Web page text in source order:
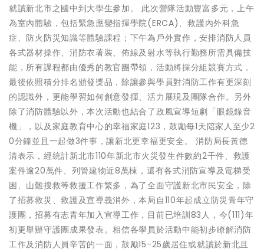
就讀新北市之國中到大學生參加。 此次營隊活動豐富多元，上午
為室內體驗，包括緊急應變指揮學院(ERCA)、救護內外科急
症、防火防災知識等體驗課程；下午為戶外實作，安排消防人員
各式器材操作、消防衣著裝、佈線及射水等執行勤務所需具備技
能，所有課程都由優秀的教官團帶領，活動將採分組競賽方式，
最後依照積分排名頒發獎品，除讓參與學員對消防工作有更深刻
的認識外，更能學習如何創意發揮、活力展現及團隊合作。另外
除了消防體驗以外，本次活動也結合了政風宣導短劇「眼鏡錄音
機」，以及家庭教育中心的幸福家庭123，鼓勵每1天陪家人至少2
0分鐘並且一起做3件事，讓新北更幸福更安全。 消防局長黃德
清表示，經統計新北市110年新北市火災發生件數約2千件、救護
案件逾20萬件、列管建物近8萬棟，還有各式消防宣導及電梯受
困、山難搜救等救援工作繁多，為了全面守護新北市民安全，除
了招募救災、救護及宣導義消外，本局自110年起成立防災青年守
護團，招募有志青年加入宣導工作，目前已培訓83人，今(111)年
初更舉辦守護團成果發表。相信各學員於活動中能初步瞭解消防
工作及消防人員辛苦的一面，鼓勵15-25歲居住或就讀於新北且